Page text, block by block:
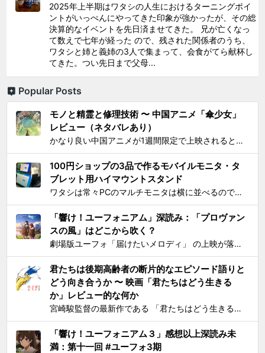
2025年上半期はワタシの人生におけるターニングポイ
ントがいっぺんにやってきた印象が強かったが、その総
決算的なイベントを先日済ませてきた。 兄が亡くなっ
て数えで七年が経った ので、残された関係者のうち、
ワタシと姉と義姉の3人で集まって、会食がてら献杯し
てきた。つい先日まで父母...
Popular Posts
モノと精霊と修理技術 〜 中国アニメ「傘少女」
レビュー（ネタバレあり）
かなり良い中国アニメが1週間限定で上映されるとSNS上で見かけ、それがたまたま通勤圏内の映画館だったし、なにより「 羅小黒戦記 」で食らった衝撃を忘れることはできないので、 映画『傘少女 ー精霊たちの物語ー』 を見てきた。 いかにも中国アニメと思わせるプロローグからタイトルが...
100円ショップの3品で作るモバイルモニタ・タ
ブレット用ハイマウントスタンド
ワタシは常々PCのマルチモニタは横に並べるのではなく縦に積み重ねろと主張してきたわけですが 📺📺 ← こうじゃなくて 📺 ← 📺 ← こう！ ノートPCの画面上部にモバイルモニター・タブレットをこのように配置するスタンドを探しても一長一短なので、100円ショ...
「響け！ユーフォニアム」深読み：「プロヴァン
スの風」はどこから吹く？
劇場版ユーフォ「届けたいメロディ」 の上映が落ち着いてきたので、そろそろ久美子が高校1年生時代の話をするのもおしまいにする頃合いと見て小ネタを投下。 原作小説とは違ってアニメ版では、課題曲：「プロヴァンスの風」、自由曲「三日月の舞」となっているのは皆さんご存知の通り。「...
君たちは後期高齢者の断片的なエピソード語りと
どう向き合うか 〜 映画「君たちはどう生きる
か」レビュー的な何か
宮崎駿監督の最新作である 「君たちはどう生きるか」 を、封切初日のちょうど先週に見た。 個人的には、アニメとしては楽しめたけど物語はつまらないと感じた。エンドクレジットのプロデューサー欄に実の息子である宮崎吾朗氏の名前が載ってて最悪とも思ったりしたのだが、見た直後に呟いたこと...
「響け！ユーフォニアム３」感想以上深読み未
満：第十一回 #ユーフォ3期